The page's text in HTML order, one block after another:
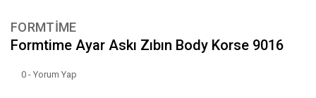
FORMTIME
Formtime Ayar Askı Zıbın Body Korse 9016
0 - Yorum Yap